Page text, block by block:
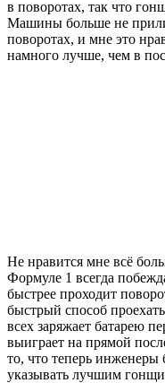
в поворотах, так что
Машины больше не
поворотах, и мне это
намного лучше, чем в
Не нравится мне всё
Формуле 1 всегда
быстрее проходит
быстрый способ
всех заряжает батарею
выиграет на прямой
то, что теперь инженеры
указывать лучшим